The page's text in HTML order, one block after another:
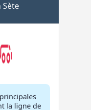
la ligne de